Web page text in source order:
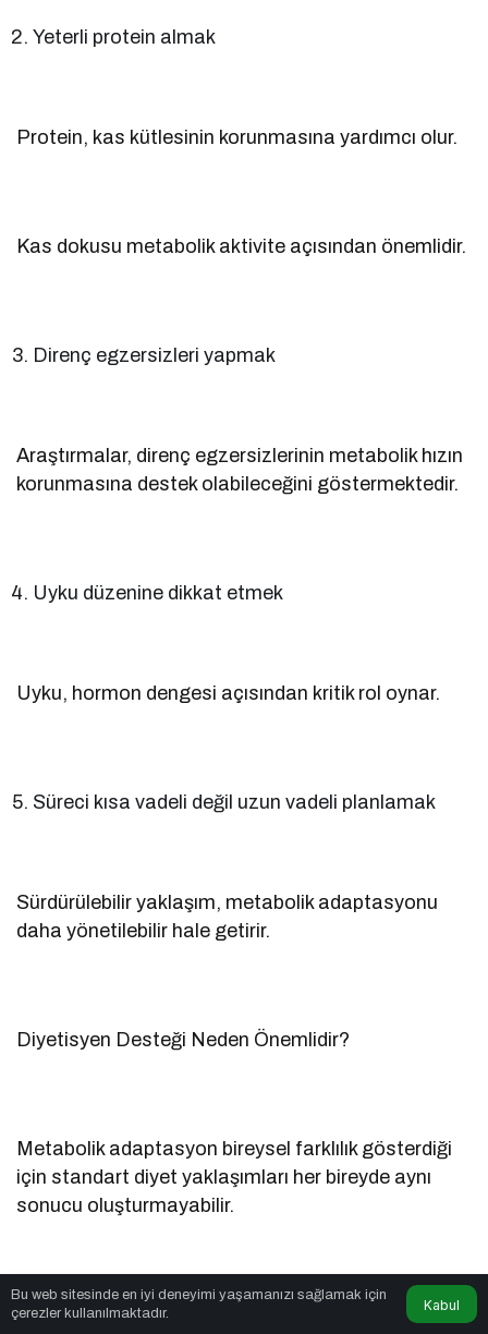
Yeterli protein almak
Protein, kas kütlesinin korunmasına yardımcı olur.
Kas dokusu metabolik aktivite açısından önemlidir.
Direnç egzersizleri yapmak
Araştırmalar, direnç egzersizlerinin metabolik hızın
korunmasına destek olabileceğini göstermektedir.
Uyku düzenine dikkat etmek
Uyku, hormon dengesi açısından kritik rol oynar.
Süreci kısa vadeli değil uzun vadeli planlamak
Sürdürülebilir yaklaşım, metabolik adaptasyonu
daha yönetilebilir hale getirir.
Diyetisyen Desteği Neden Önemlidir?
Metabolik adaptasyon bireysel farklılık gösterdiği
için standart diyet yaklaşımları her bireyde aynı
sonucu oluşturmayabilir.
Profesyonel beslenme desteği:
Bu web sitesinde en iyi deneyimi yaşamanızı sağlamak için
çerezler kullanılmaktadır.
Kabul